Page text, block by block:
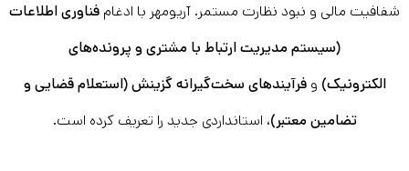
شفافیت مالی و نبود نظارت مستمر. آریومهر با ادغام فناوری اطلاعات
(سیستم مدیریت ارتباط با مشتری و پرونده‌های
الکترونیک) وفرآیندهای سخت‌گیرانه گزینش (استعلام قضایی و
تضامین معتبر)، استانداردی جدید را تعریف کرده است.